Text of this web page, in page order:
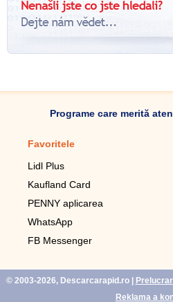
Programe care merită
Favoritele
Lidl Plus
Kaufland Card
PENNY aplicarea
WhatsApp
FB Messenger
© 2003-2026, Descarcarapid.ro|
Reklama a